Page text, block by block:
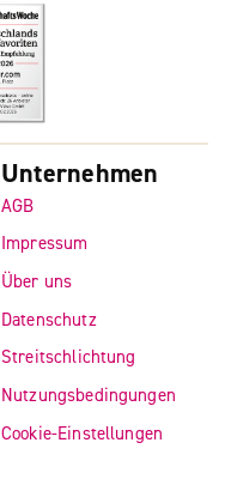
Unternehmen
AGB
Impressum
Über uns
Datenschutz
Streitschlichtung
Nutzungsbedingungen
Cookie-Einstellungen